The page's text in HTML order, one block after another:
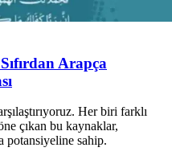
Arapça
Her biri farklı
çıkan bu kaynaklar,
potansiyeline sahip.